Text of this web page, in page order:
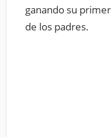
ganando su
de los padres.